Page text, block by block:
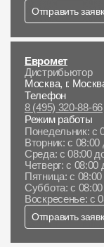
Отправить
Евромет
Дистрибьютор
Москва, г.
Телефон
8 (495) 320-88-66
Режим работы
Понедельник: с
Вторник: с 08:00
Среда: с 08:00
Четверг: с 08:00
Пятница: с
Суббота: с
Воскресенье: с
Отправить